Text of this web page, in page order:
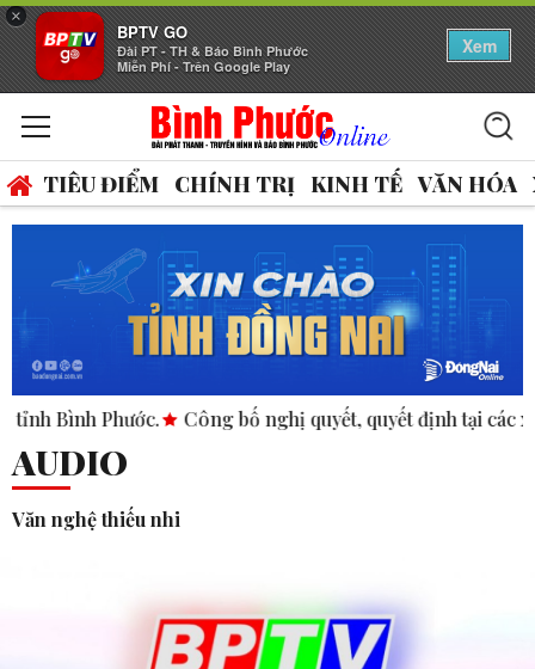
×
BPTV GO
Đài PT - TH & Báo Bình Phước
Miễn Phí - Trên Google Play
Xem
TIÊU ĐIỂM CHÍNH TRỊ KINH TẾ VĂN HÓA
Công bố nghị quyết, quyết định tại các xã, phường.
AUDIO
Văn nghệ thiếu nhi